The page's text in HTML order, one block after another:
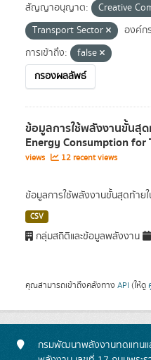
สัญญาอนุญาต: Creative
Transport Sector
องค์ก
การเข้าถึง:
false
กรองผลลัพธ์
ข้อมูลการใช้พลังงานขั้นสุ
Energy Consumption for
views
12 recent views
ข้อมูลการใช้พลังงานขั้นสุดท้าย
CSV
กลุ่มสถิติและข้อมูลพลังงาน
คุณสามารถเข้าถึงคลังทาง API (ให้ดู
กรมพัฒนาพลังงานทดแทนแ